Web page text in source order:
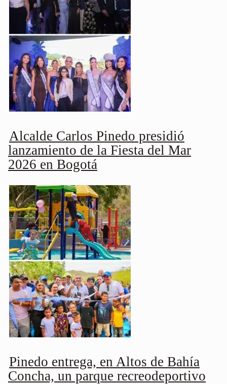
Alcalde Carlos Pinedo presidió
lanzamiento de la Fiesta del Mar
2026 en Bogotá
Pinedo entrega, en Altos de Bahía
Concha, un parque recreodeportivo